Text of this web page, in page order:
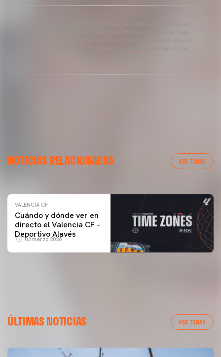
NOTICIAS RELACIONADAS VER TODAS
ENTRENAMIENTO DEL VALENCIA CF 04/03/26
VALENCIA CF
Cuándo y dónde ver en
directo el Valencia CF –
Deportivo Alavés
03 marzo 2026
ÚLTIMAS NOTICIAS VER TODAS